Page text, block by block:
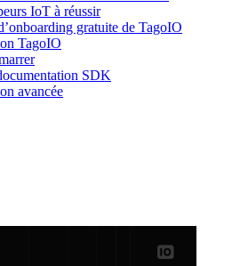
IoT à réussir
gratuite de TagoIO
TagoIO
SDK
avancée